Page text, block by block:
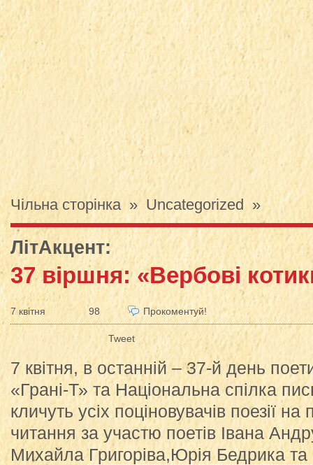
Чільна сторінка» Uncategorized »
ЛітАкцент:
37 віршня: «Вербові
7 квітня 98 Прокоментуй!
Tweet
7 квітня, в останній – 37-й день
«Грані-Т» та Національна спілка
кличуть усіх поціновувачів поезії
читання за участю поетів Івана
Михайла Григоріва,Юрія Бедрика